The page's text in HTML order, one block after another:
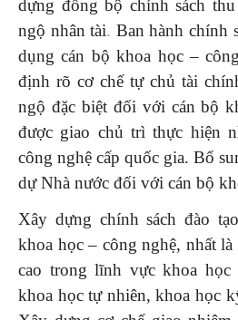
dựng đồng bộ chính sách
ngộ nhân tài. Ban hành chính
dụng cán bộ khoa học –
định rõ cơ chế tự chủ tài
ngộ đặc biệt đối với cán bộ
được giao chủ trì thực hiện
công nghệ cấp quốc gia. Bổ
dự Nhà nước đối với cán bộ
Xây dựng chính sách đào
khoa học – công nghệ, nhất
cao trong lĩnh vực khoa
khoa học tự nhiên, khoa học